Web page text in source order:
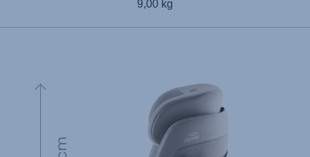
9,00 kg